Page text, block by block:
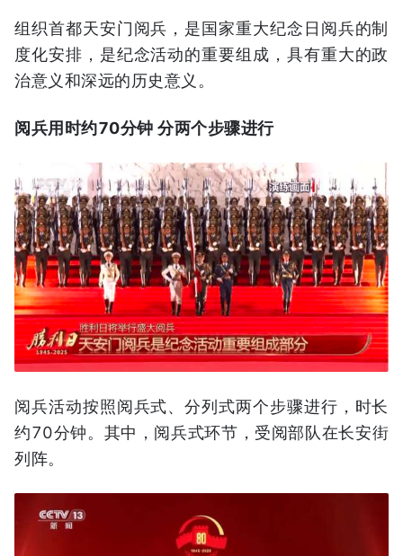
组织首都天安门阅兵，是国家重大纪念日阅兵的制
度化安排，是纪念活动的重要组成，具有重大的政
治意义和深远的历史意义。
阅兵用时约70分钟 分两个步骤进行
阅兵活动按照阅兵式、分列式两个步骤进行，时长
约70分钟。其中，阅兵式环节，受阅部队在长安街
列阵。